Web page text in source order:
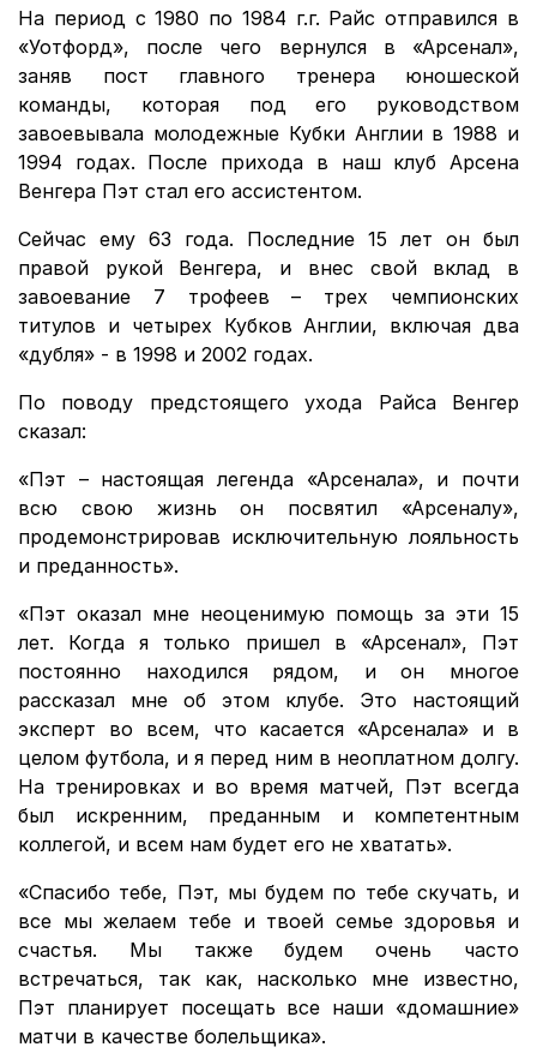
На период с 1980 по 1984 г.г. Райс отправился в
«Уотфорд», после чего вернулся в «Арсенал»,
заняв пост главного тренера юношеской
команды, которая под его руководством
завоевывала молодежные Кубки Англии в 1988 и
1994 годах. После прихода в наш клуб Арсена
Венгера Пэт стал его ассистентом.
Сейчас ему 63 года. Последние 15 лет он был
правой рукой Венгера, и внес свой вклад в
завоевание 7 трофеев – трех чемпионских
титулов и четырех Кубков Англии, включая два
«дубля» - в 1998 и 2002 годах.
По поводу предстоящего ухода Райса Венгер
сказал:
«Пэт – настоящая легенда «Арсенала», и почти
всю свою жизнь он посвятил «Арсеналу»,
продемонстрировав исключительную лояльность
и преданность».
«Пэт оказал мне неоценимую помощь за эти 15
лет. Когда я только пришел в «Арсенал», Пэт
постоянно находился рядом, и он многое
рассказал мне об этом клубе. Это настоящий
эксперт во всем, что касается «Арсенала» и в
целом футбола, и я перед ним в неоплатном долгу.
На тренировках и во время матчей, Пэт всегда
был искренним, преданным и компетентным
коллегой, и всем нам будет его не хватать».
«Спасибо тебе, Пэт, мы будем по тебе скучать, и
все мы желаем тебе и твоей семье здоровья и
счастья. Мы также будем очень часто
встречаться, так как, насколько мне известно,
Пэт планирует посещать все наши «домашние»
матчи в качестве болельщика».